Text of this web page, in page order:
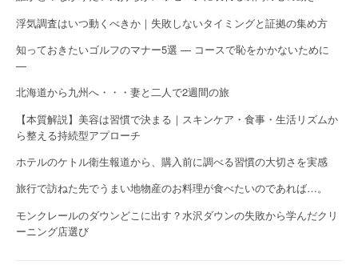
浮気調査はいつ動くべきか｜失敗しないタイミングと証拠の集め方
知っておきたいゴルフのマナー5選 — コースで恥をかかないために
—
北海道から九州へ・・・妻と二人で2週間の旅
【本質解説】美容は習慣で決まる｜スキンケア・食事・生活リズムか
ら整える持続型アプローチ
ホテルのケトル衛生報道から、購入前に調べる習慣の大切さを実感
旅行で訪ねた先でうまい地物産のお料理が食べたいのであれば…。
モンクレールのダウンどこに出す？水沢ダウンの失敗から学んだクリ
ーニング店選び